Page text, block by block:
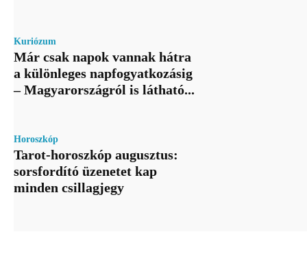
Kuriózum
Már csak napok vannak hátra
a különleges napfogyatkozásig
– Magyarországról is látható...
Horoszkóp
Tarot-horoszkóp augusztus:
sorsfordító üzenetet kap
minden csillagjegy